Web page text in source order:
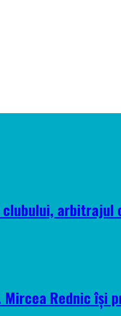
Rednic